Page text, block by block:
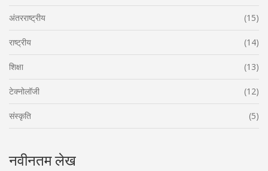
अंतरराष्ट्रीय (15)
राष्ट्रीय (14)
शिक्षा (13)
टेक्नोलॉजी (12)
संस्कृति (5)
नवीनतम लेख